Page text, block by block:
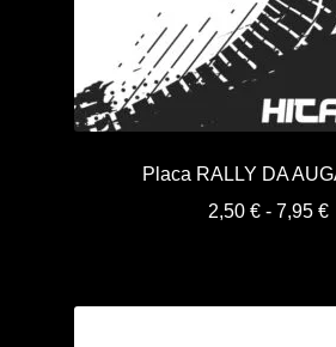
Placa RALLY DA
2,50 € - 7,95 €